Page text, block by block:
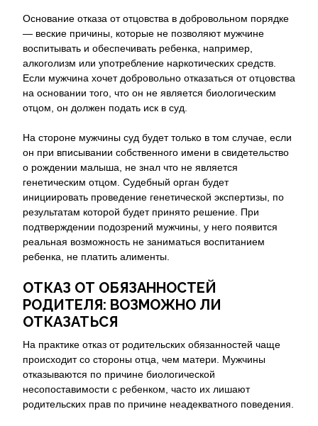
Основание отказа от отцовства в добровольном порядке
— веские причины, которые не позволяют мужчине
воспитывать и обеспечивать ребенка, например,
алкоголизм или употребление наркотических средств.
Если мужчина хочет добровольно отказаться от отцовства
на основании того, что он не является биологическим
отцом, он должен подать иск в суд.
На стороне мужчины суд будет только в том случае, если
он при вписывании собственного имени в свидетельство
о рождении малыша, не знал что не является
генетическим отцом. Судебный орган будет
инициировать проведение генетической экспертизы, по
результатам которой будет принято решение. При
подтверждении подозрений мужчины, у него появится
реальная возможность не заниматься воспитанием
ребенка, не платить алименты.
ОТКАЗ ОТ ОБЯЗАННОСТЕЙ
РОДИТЕЛЯ: ВОЗМОЖНО ЛИ
ОТКАЗАТЬСЯ
На практике отказ от родительских обязанностей чаще
происходит со стороны отца, чем матери. Мужчины
отказываются по причине биологической
несопоставимости с ребенком, часто их лишают
родительских прав по причине неадекватного поведения.